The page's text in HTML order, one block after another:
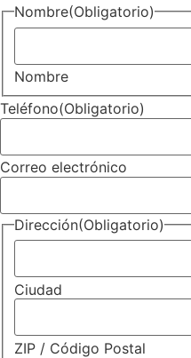
Nombre(Obligatorio)
Nombre
Teléfono(Obligatorio)
Correo electrónico
Dirección(Obligatorio)
Ciudad
ZIP / Código Postal